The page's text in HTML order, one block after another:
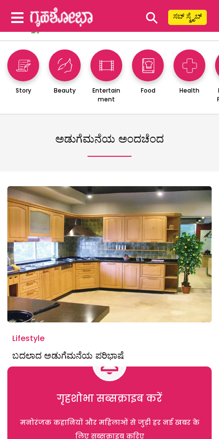
⚲ ಸಬ್ ಸ್ಕ್ರೈಬ್
Story Beauty
Entertain
ment
Food Health
ಅಡುಗೆಮನೆಯ ಅಂದಚೆಂದ
Lifestyle
ಬದಲಾದ ಅಡುಗೆಮನೆಯ ಪರಿಭಾಷೆ
गृहशोभा सब्सक्राइब करें
मनोरंजक कहानियों और महिलाओं से जुड़ी हर नई खबर के
लिए सब्सक्राइब करिए